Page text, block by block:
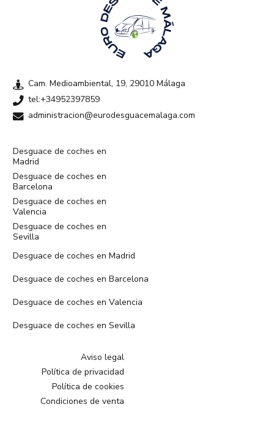
Cam. Medioambiental, 19, 29010 Málaga
tel:+34952397859
administracion@eurodesguacemalaga.com
Desguace de coches en
Madrid
Desguace de coches en
Barcelona
Desguace de coches en
Valencia
Desguace de coches en
Sevilla
Desguace de coches en Madrid
Desguace de coches en Barcelona
Desguace de coches en Valencia
Desguace de coches en Sevilla
Aviso legal
Política de privacidad
Política de cookies
Condiciones de venta